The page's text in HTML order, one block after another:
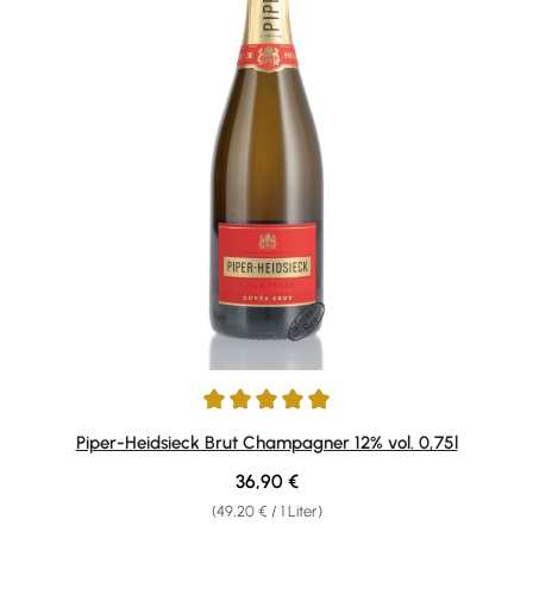
Durchschnittliche Bewertung von 4.92 von 5 Sternen
Piper-Heidsieck Brut Champagner 12% vol. 0,75l
(49,20 € / 1 Liter)
Regulärer Preis:
36,90 €